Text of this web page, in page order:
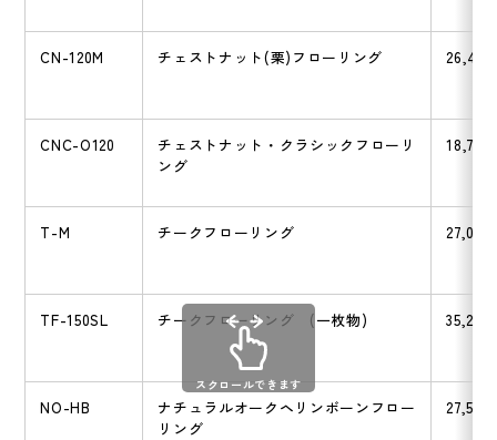
CN-120M チェストナット(栗)フローリング 26,400
CNC-O120
チェストナット・クラシックフローリ
ング
18,700
T-M チークフローリング 27,000
TF-150SL チークフローリング (一枚物) 35,200
NO-HB
ナチュラルオークヘリンボーンフロー
リング
27,500
スクロールできます